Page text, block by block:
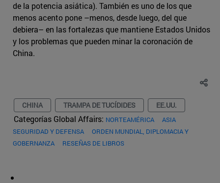
de la potencia asiática). También es uno de los que
menos acento pone –menos, desde luego, del que
debiera– en las fortalezas que mantiene Estados Unidos
y los problemas que pueden minar la coronación de
China.
CHINA TRAMPA DE TUCÍDIDES EE.UU.
Categorías Global Affairs: NORTEAMÉRICA
ASIA
SEGURIDAD Y DEFENSA
ORDEN MUNDIAL, DIPLOMACIA Y
GOBERNANZA
RESEÑAS DE LIBROS